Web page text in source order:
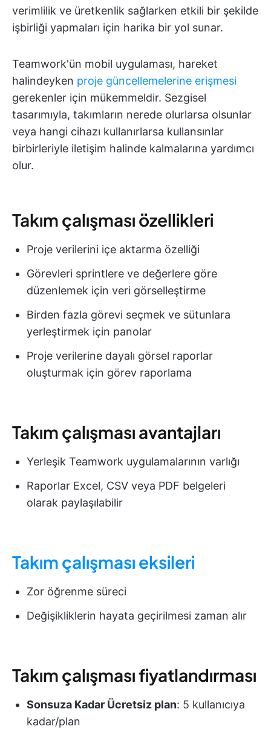
verimlilik ve üretkenlik sağlarken etkili bir şekilde
işbirliği yapmaları için harika bir yol sunar.
Teamwork'ün mobil uygulaması, hareket
halindeyken proje güncellemelerine erişmesi
gerekenler için mükemmeldir. Sezgisel
tasarımıyla, takımların nerede olurlarsa olsunlar
veya hangi cihazı kullanırlarsa kullansınlar
birbirleriyle iletişim halinde kalmalarına yardımcı
olur.
Takım çalışması özellikleri
Proje verilerini içe aktarma özelliği
Görevleri sprintlere ve değerlere göre
düzenlemek için veri görselleştirme
Birden fazla görevi seçmek ve sütunlara
yerleştirmek için panolar
Proje verilerine dayalı görsel raporlar
oluşturmak için görev raporlama
Takım çalışması avantajları
Yerleşik Teamwork uygulamalarının varlığı
Raporlar Excel, CSV veya PDF belgeleri
olarak paylaşılabilir
Takım çalışması eksileri
Zor öğrenme süreci
Değişikliklerin hayata geçirilmesi zaman alır
Takım çalışması fiyatlandırması
Sonsuza Kadar Ücretsiz plan: 5 kullanıcıya
kadar/plan